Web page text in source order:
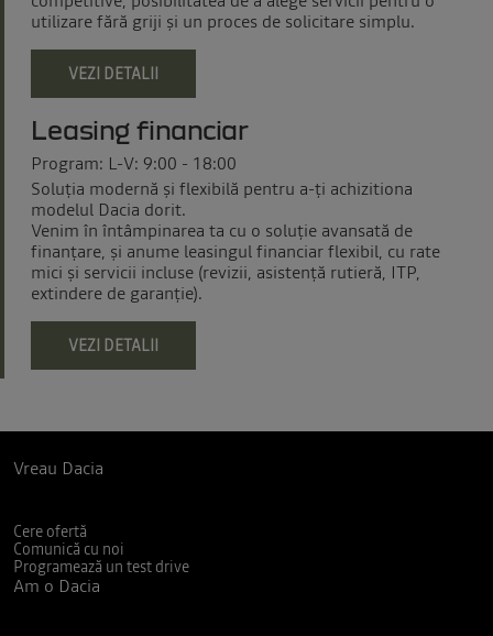
utilizare fără griji și un proces de solicitare simplu.
VEZI DETALII
Leasing financiar
Program: L-V: 9:00 - 18:00
Soluţia modernă şi flexibilă pentru a-ţi achizitiona
modelul Dacia dorit.
Venim în întâmpinarea ta cu o soluție avansată de
finanțare, și anume leasingul financiar flexibil, cu rate
mici și servicii incluse (revizii, asistență rutieră, ITP,
extindere de garanție).
VEZI DETALII
Vreau Dacia
Cere ofertă
Comunică cu noi
Programează un test drive
Am o Dacia